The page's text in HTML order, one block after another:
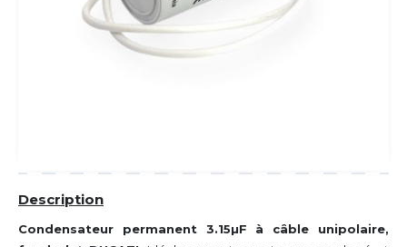
Description
Condensateur permanent 3.15µF à câble unipolaire,